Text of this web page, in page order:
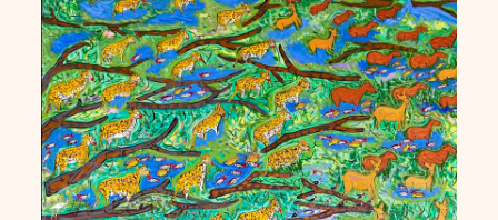
Valques Pimenta